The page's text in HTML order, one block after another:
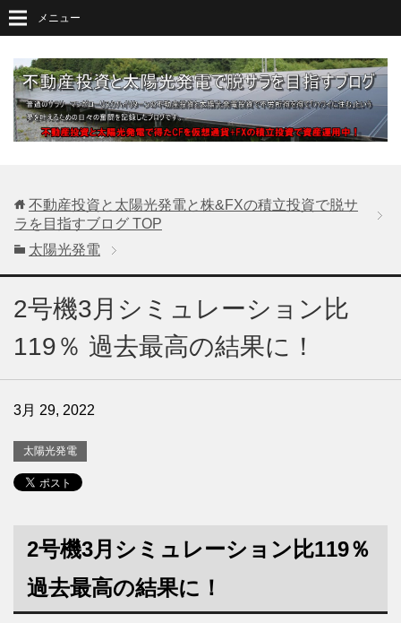
メニュー
不動産投資と太陽光発電と株&FXの積立投資で脱サ
ラを目指すブログ TOP
太陽光発電
2号機3月シミュレーション比
119％ 過去最高の結果に！
3月 29, 2022
太陽光発電
2号機3月シミュレーション比119％
過去最高の結果に！